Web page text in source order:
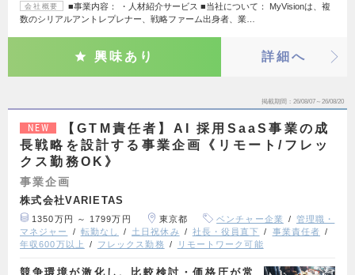
会社概要
■事業内容： ・人材紹介サービス ■当社について： MyVisionは、複
数のシリアルアントレプレナー、戦略ファーム出身者、業…
興味あり 詳細へ
掲載期間 26/08/07～26/08/20
NEW
【GTM責任者】AI 採用SaaS事業の成
長戦略を設計する事業企画《リモート/フレッ
クス勤務OK》
事業企画
株式会社VARIETAS
1350万円 ～ 1799万円 東京都 ベンチャー企業
管理職・
マネジャー
転勤なし 土日祝休み 社長・役員直下
事業責任者
年収600万以上
フレックス勤務 リモートワーク可能
競争環境が激化し、比較検討・価格圧が常